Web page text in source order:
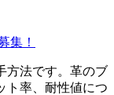
集！
方法です。革のブ
ト率、耐性値につ